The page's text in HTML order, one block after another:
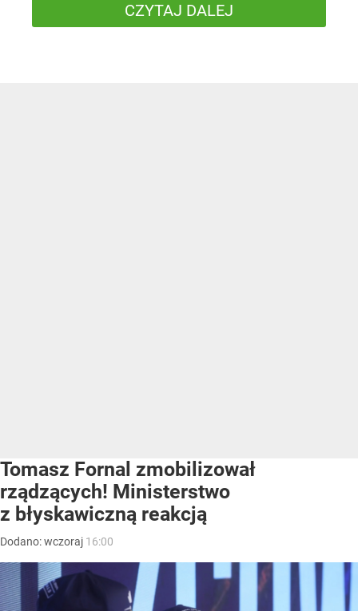
CZYTAJ DALEJ
Tomasz Fornal zmobilizował
rządzących! Ministerstwo
z błyskawiczną reakcją
Dodano:wczoraj 16:00